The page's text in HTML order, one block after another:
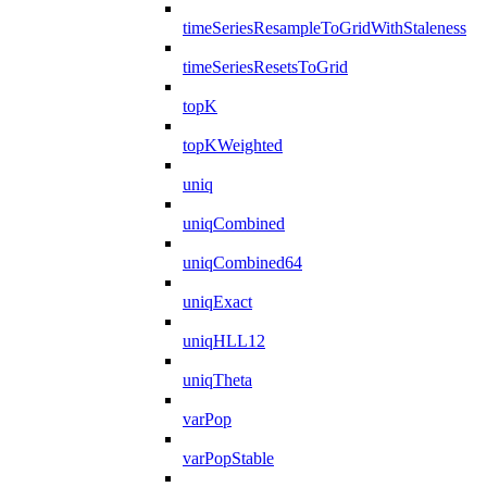
timeSeriesResampleToGridWithStaleness
timeSeriesResetsToGrid
topK
topKWeighted
uniq
uniqCombined
uniqCombined64
uniqExact
uniqHLL12
uniqTheta
varPop
varPopStable